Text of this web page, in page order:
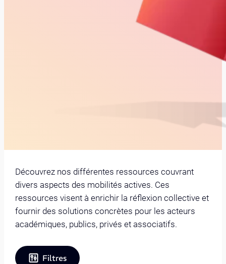
Découvrez nos différentes ressources couvrant
divers aspects des mobilités actives. Ces
ressources visent à enrichir la réflexion collective et
fournir des solutions concrètes pour les acteurs
académiques, publics, privés et associatifs.
Filtres